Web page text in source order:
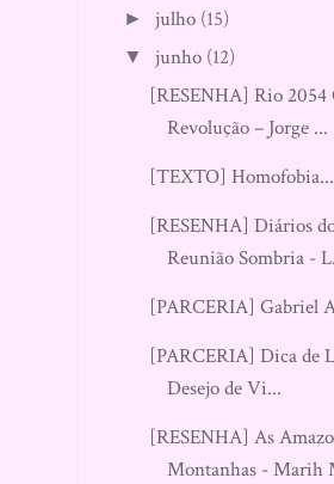
► julho (15)
▼ junho (12)
[RESENHA] Rio 2054
Revolução – Jorge ...
[TEXTO] Homofobia...
[RESENHA] Diários
Reunião Sombria -
[PARCERIA] Gabriel
[PARCERIA] Dica de
Desejo de Vi...
[RESENHA] As
Montanhas - Marih